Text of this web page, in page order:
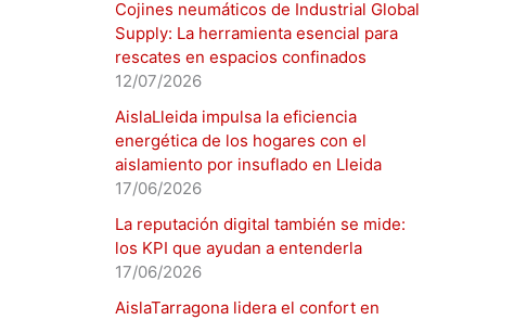
Cojines neumáticos de Industrial Global
Supply: La herramienta esencial para
rescates en espacios confinados
12/07/2026
AislaLleida impulsa la eficiencia
energética de los hogares con el
aislamiento por insuflado en Lleida
17/06/2026
La reputación digital también se mide:
los KPI que ayudan a entenderla
17/06/2026
AislaTarragona lidera el confort en